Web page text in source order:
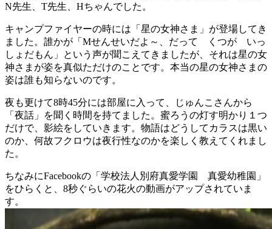
N先生、T先生、Hちゃんでした。
キャンプファイヤーの時には「星の女神さま」が登場してき
ました。誰かが「Mせんせいだよ～、だって くつが いっ
しょだもん」という声が聞こえてきましたが、それは星の女
神さまが姿を真似ただけのことです。本当の星の女神さまの
姿は誰も知らないのです。
夜も更けて8時45分には部屋に入って、じゅんこさんから
「夜話」を聞く時間を持てました。蜜ろうの灯す明かり１つ
だけで、影絵をしていきます。物語はどうしてカラスは黒い
のか、何故フクロウは夜行性なのかを楽しく教えてくれまし
た。
ちなみにFacebookの「学校法人別府真愛学園 真愛幼稚園」
をひらくと、8秒ぐらいの花火の動画がアップされていま
す。